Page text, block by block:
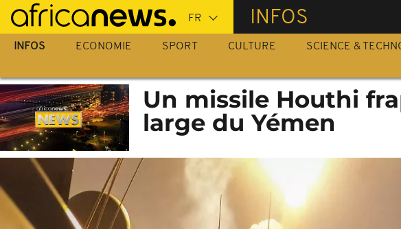
Passer
au
contenu
INFOS
INFOS ECONOMIE SPORT CULTURE SCIENCE &
Un missile Houthi
large du Yémen